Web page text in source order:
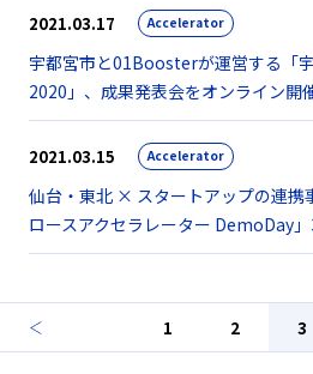
2021.03.17 Accelerator
宇都宮市と01Boosterが運営する「
2020」、成果発表会をオンライン開催
2021.03.15 Accelerator
仙台・東北 × スタートアップの連携
ロースアクセラレーター DemoDay
1 2 3